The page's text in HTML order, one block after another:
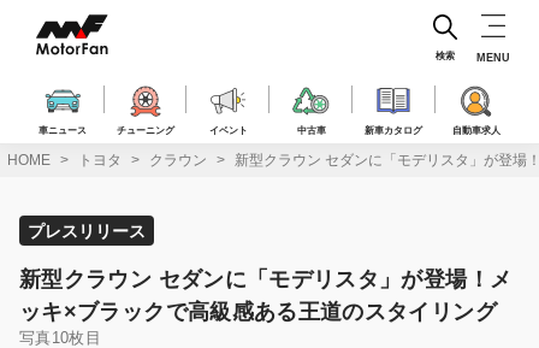
ス
車ニュース チューニング イベント 中古車 新車カタログ 自動車求人
検索 MENU
HOME トヨタ クラウン 新型クラウン セダンに「モデリスタ」が登場
プレスリリース
新型クラウン セダンに「モデリスタ」が登場！メ
ッキ×ブラックで高級感ある王道のスタイリング
写真10枚目